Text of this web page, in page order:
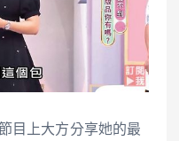
目上大方分享她的最